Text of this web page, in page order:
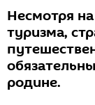
Несмотря
туризма,
родине.